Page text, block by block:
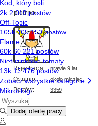
piotrpo
Rejestracja: prawie 9 lat
Ostatnio: około miesiąc
Postów: 3359